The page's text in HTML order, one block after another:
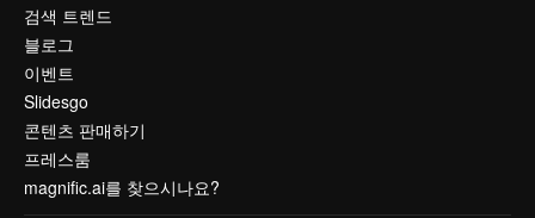
검색 트렌드
블로그
이벤트
Slidesgo
콘텐츠 판매하기
프레스룸
magnific.ai를 찾으시나요?